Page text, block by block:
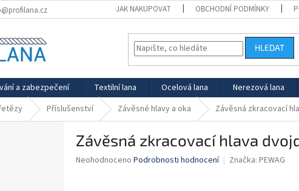
JAK NAKUPOVAT OBCHODNÍ PODMÍNKY
HLEDAT
a zabezpečení Textilní lana Ocelová lana Nerezová lana
Příslušenství Závěsné hlavy a oka Závěsná zkracovací
Závěsná zkracovací hlava
Průměrné
Neohodnoceno Podrobnosti hodnocení Značka: PEWAG